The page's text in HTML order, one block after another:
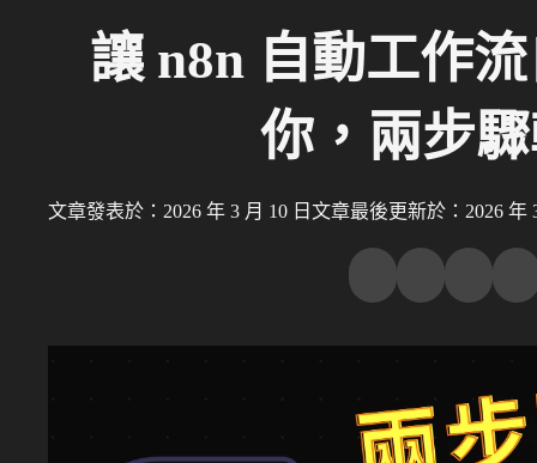
讓 n8n 自動工作
你，兩步
文章發表於：2026 年 3 月 10 日 文章最後更新於：2026 年